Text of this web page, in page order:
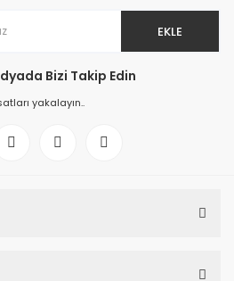
EKLE
Bizi Takip Edin
yakalayın..